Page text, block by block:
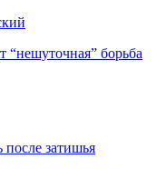
“нешуточная” борьба
после затишья